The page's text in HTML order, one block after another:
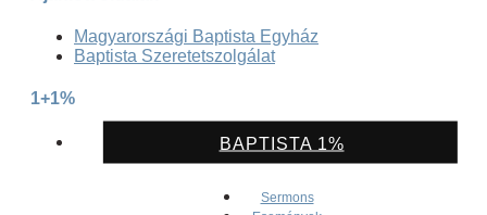
Magyarországi Baptista Egyház
Baptista Szeretetszolgálat
1+1%
BAPTISTA 1%
Sermons